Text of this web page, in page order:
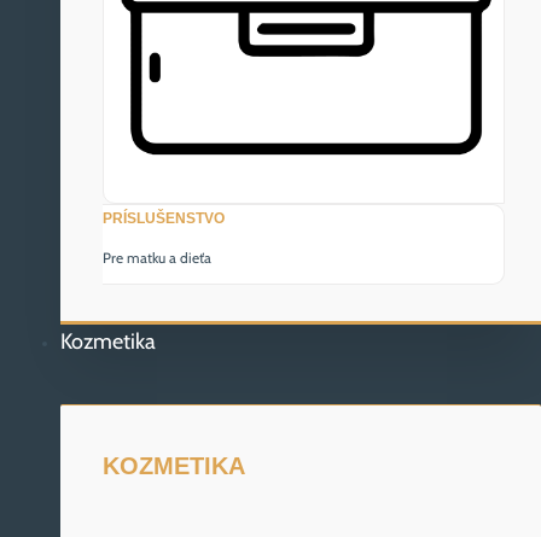
PRÍSLUŠENSTVO
Pre matku a dieťa
Kozmetika
KOZMETIKA